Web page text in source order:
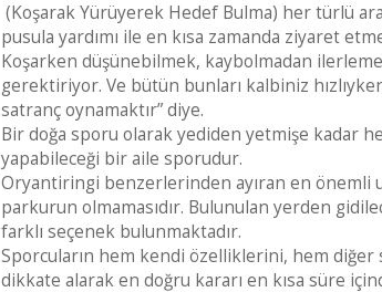
(Koşarak Yürüyerek Hedef Bulma) her türlü
pusula yardımı ile en kısa zamanda ziyaret
Koşarken düşünebilmek, kaybolmadan
gerektiriyor. Ve bütün bunları kalbiniz
satranç oynamaktır” diye.
Bir doğa sporu olarak yediden yetmişe kadar
yapabileceği bir aile sporudur.
Oryantiringi benzerlerinden ayıran en
parkurun olmamasıdır. Bulunulan yerden
farklı seçenek bulunmaktadır.
Sporcuların hem kendi özelliklerini, hem
dikkate alarak en doğru kararı en kısa süre